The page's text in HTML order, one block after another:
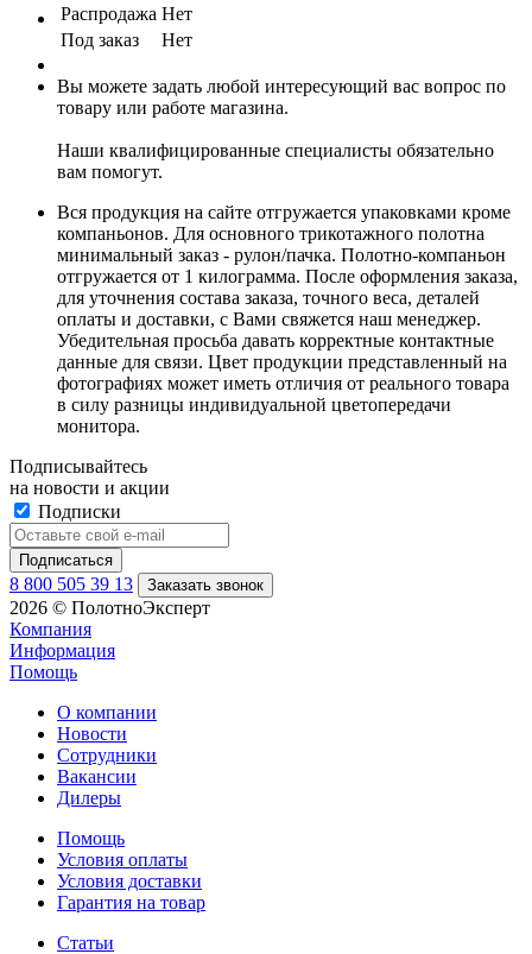
Распродажа Нет
Под заказ
Нет
Вы можете задать любой интересующий вас вопрос по
товару или работе магазина.
Наши квалифицированные специалисты обязательно
вам помогут.
Вся продукция на сайте отгружается упаковками кроме
компаньонов. Для основного трикотажного полотна
минимальный заказ - рулон/пачка. Полотно-компаньон
отгружается от 1 килограмма. После оформления заказа,
для уточнения состава заказа, точного веса, деталей
оплаты и доставки, с Вами свяжется наш менеджер.
Убедительная просьба давать корректные контактные
данные для связи. Цвет продукции представленный на
фотографиях может иметь отличия от реального товара
в силу разницы индивидуальной цветопередачи
монитора.
Подписывайтесь
на новости и акции
Подписки
8 800 505 39 13 Заказать звонок
2026 © ПолотноЭксперт
Компания
Информация
Помощь
О компании
Новости
Сотрудники
Вакансии
Дилеры
Помощь
Условия оплаты
Условия доставки
Гарантия на товар
Статьи